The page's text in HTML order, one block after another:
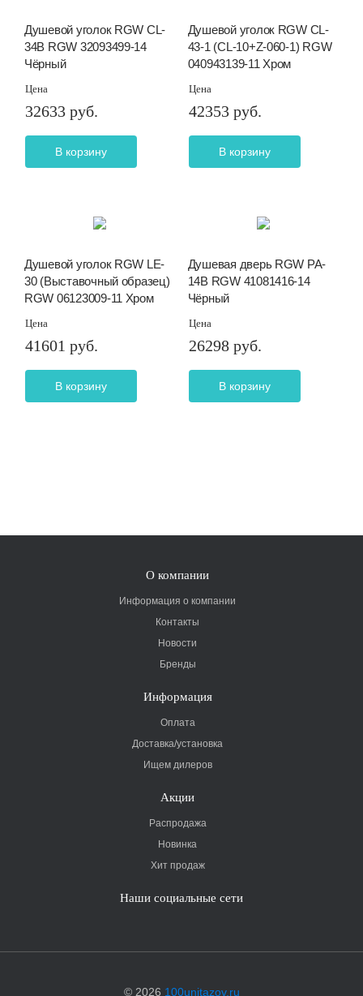
Душевой уголок RGW CL-
34B RGW 32093499-14
Чёрный
Цена
32633 руб.
В корзину
Душевой уголок RGW CL-
43-1 (CL-10+Z-060-1) RGW
040943139-11 Хром
Цена
42353 руб.
В корзину
Душевой уголок RGW LE-
30 (Выставочный образец)
RGW 06123009-11 Хром
Цена
41601 руб.
В корзину
Душевая дверь RGW PA-
14B RGW 41081416-14
Чёрный
Цена
26298 руб.
В корзину
О компании
Информация о компании
Контакты
Новости
Бренды
Информация
Оплата
Доставка/установка
Ищем дилеров
Акции
Распродажа
Новинка
Хит продаж
Наши социальные сети
© 2026 100unitazov.ru